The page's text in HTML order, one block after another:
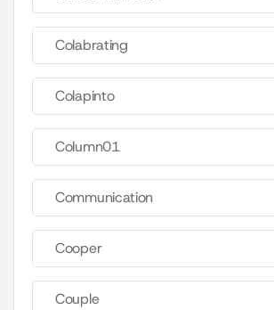
Colabrating
Colapinto
Column01
Communication
Cooper
Couple